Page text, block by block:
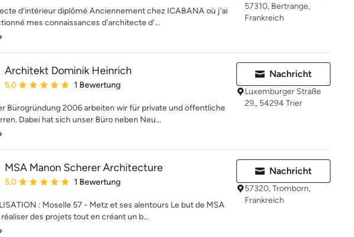
d’intérieur diplômé Anciennement chez ICABANA où j'ai
mes connaissances d'architecte d'...
57310, Bertrange,
Frankreich
Architekt Dominik Heinrich
Durchschnittliche Bewertung: 5 von 5 Sternen
5,0 1 Bewertung
Bürogründung 2006 arbeiten wir für private und öffentliche
Dabei hat sich unser Büro neben Neu...
Nachricht
Luxemburger Straße
29,, 54294 Trier
MSA Manon Scherer Architecture
Durchschnittliche Bewertung: 5 von 5 Sternen
5,0 1 Bewertung
: Moselle 57 - Metz et ses alentours Le but de MSA
des projets tout en créant un b...
Nachricht
57320, Tromborn,
Frankreich